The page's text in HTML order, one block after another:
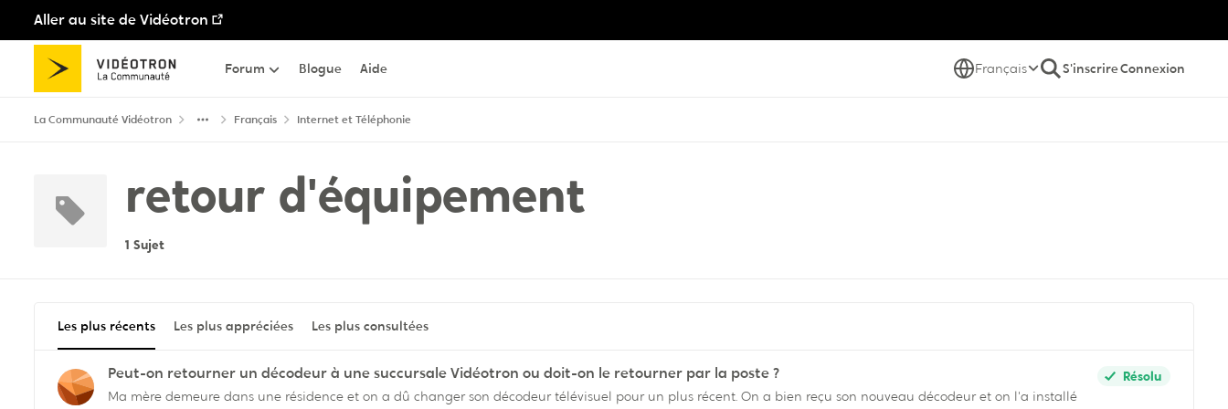
Aller au site de Vidéotron
Passer au contenu
Forum Blogue Aide Français S'inscrireConnexion
La Communauté Vidéotron Français Internet et Téléphonie
retour d'équipement
1 Sujet
Les plus récents Les plus appréciées Les plus consultées
Peut-on retourner un décodeur à une succursale Vidéotron ou doit-on le retourner par la poste ?
Ma mère demeure dans une résidence et on a dû changer son décodeur télévisuel pour un plus récent. On a bien reçu son nouveau décodeur et on l'a installé
Résolu